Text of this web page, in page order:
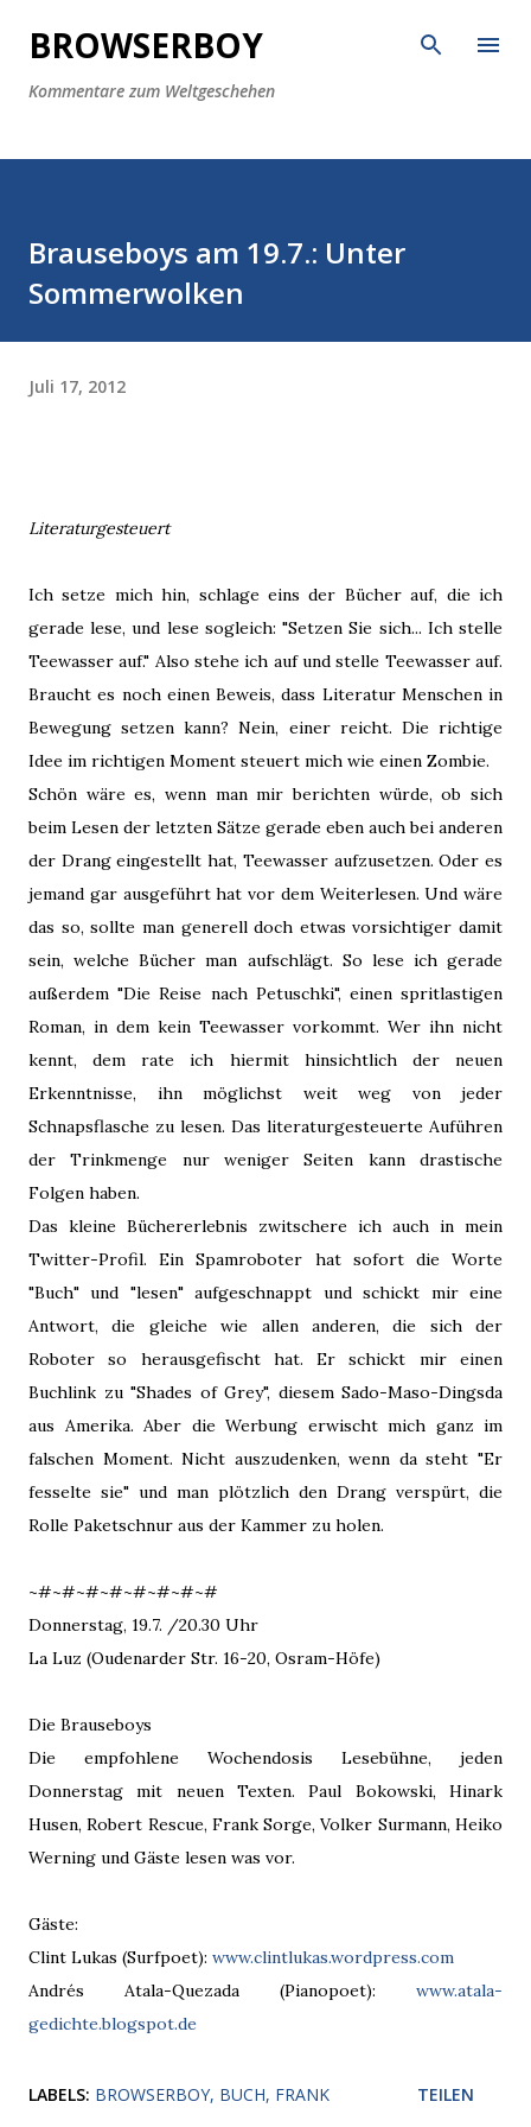
Direkt zum Hauptbereich
BROWSERBOY
Kommentare zum Weltgeschehen
Brauseboys am 19.7.: Unter
Sommerwolken
Juli 17, 2012
Literaturgesteuert
Ich setze mich hin, schlage eins der Bücher auf, die ich
gerade lese, und lese sogleich: "Setzen Sie sich... Ich stelle
Teewasser auf." Also stehe ich auf und stelle Teewasser auf.
Braucht es noch einen Beweis, dass Literatur Menschen in
Bewegung setzen kann? Nein, einer reicht. Die richtige
Idee im richtigen Moment steuert mich wie einen Zombie.
Schön wäre es, wenn man mir berichten würde, ob sich
beim Lesen der letzten Sätze gerade eben auch bei anderen
der Drang eingestellt hat, Teewasser aufzusetzen. Oder es
jemand gar ausgeführt hat vor dem Weiterlesen. Und wäre
das so, sollte man generell doch etwas vorsichtiger damit
sein, welche Bücher man aufschlägt. So lese ich gerade
außerdem "Die Reise nach Petuschki", einen spritlastigen
Roman, in dem kein Teewasser vorkommt. Wer ihn nicht
kennt, dem rate ich hiermit hinsichtlich der neuen
Erkenntnisse, ihn möglichst weit weg von jeder
Schnapsflasche zu lesen. Das literaturgesteuerte Auführen
der Trinkmenge nur weniger Seiten kann drastische
Folgen haben.
Das kleine Büchererlebnis zwitschere ich auch in mein
Twitter-Profil. Ein Spamroboter hat sofort die Worte
"Buch" und "lesen" aufgeschnappt und schickt mir eine
Antwort, die gleiche wie allen anderen, die sich der
Roboter so herausgefischt hat. Er schickt mir einen
Buchlink zu "Shades of Grey", diesem Sado-Maso-Dingsda
aus Amerika. Aber die Werbung erwischt mich ganz im
falschen Moment. Nicht auszudenken, wenn da steht "Er
fesselte sie" und man plötzlich den Drang verspürt, die
Rolle Paketschnur aus der Kammer zu holen.
~#~#~#~#~#~#~#~#
Donnerstag, 19.7. /20.30 Uhr
La Luz (Oudenarder Str. 16-20, Osram-Höfe)
Die Brauseboys
Die empfohlene Wochendosis Lesebühne, jeden
Donnerstag mit neuen Texten. Paul Bokowski, Hinark
Husen, Robert Rescue, Frank Sorge, Volker Surmann, Heiko
Werning und Gäste lesen was vor.
Gäste:
Clint Lukas (Surfpoet): www.clintlukas.wordpress.com
Andrés Atala-Quezada (Pianopoet): www.atala-
gedichte.blogspot.de
LABELS: BROWSERBOY BUCH FRANK TEILEN